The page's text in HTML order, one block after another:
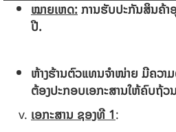
ໝາຍເຫດ:ການຮັບປະກັນສິນຄ້າ
ປີ.
ຫ້າງຮ້ານຕົວແທນຈຳໜ່າຍ ມີຄວາ
ຕ້ອງປະກອບເອກະສານໃຫ້ຄົບຖ້
ເອກະສານ ຊອງທີ1: